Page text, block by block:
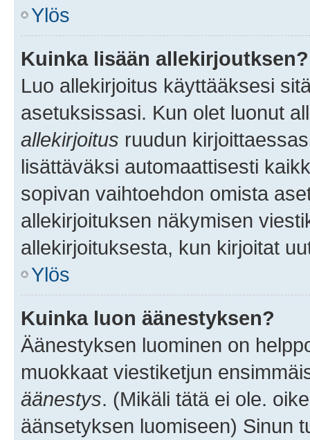
Ylös
Kuinka lisään allekirjoutksen?
Luo allekirjoitus käyttääksesi
asetuksissasi. Kun olet luonut
allekirjoitus ruudun
lisättäväksi automaattisesti
sopivan vaihtoehdon omista
allekirjoituksen näkymisen
allekirjoituksesta, kun kirjoitat
Ylös
Kuinka luon äänestyksen?
Äänestyksen luominen on
muokkaat viestiketjun
äänestys. (Mikäli tätä ei ole.
äänsetyksen luomiseen) Sinun